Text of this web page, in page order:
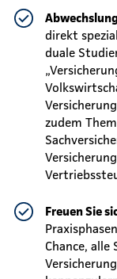
direkt
duale
zudem
Freuen Sie
Chance,